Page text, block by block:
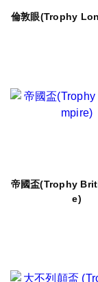
倫敦眼(Trophy
帝國盃(Trophy
e)